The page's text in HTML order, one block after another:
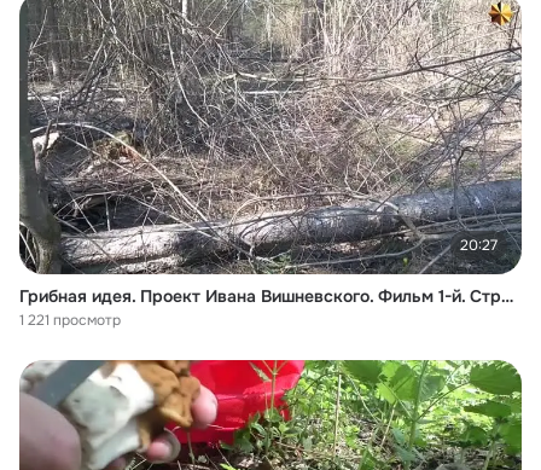
20:27
Грибная идея. Проект Ивана Вишневского. Фильм 1-й. Строчок гигантский_ лесные мо
1 221 просмотр